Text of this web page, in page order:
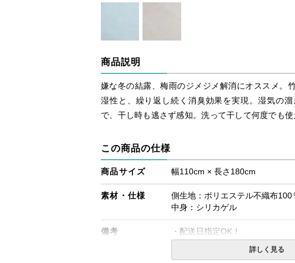
商品説明
嫌な冬の結露、梅雨のジメジメ解消にオススメ。
湿性と、繰り返し続く消臭効果を実現。湿気の
で、干し時も逃さず感知。洗って干して何度でも
この商品の仕様
商品サイズ 幅110cm × 長さ180cm
素材・仕様
側生地：ポリエステル不織布100
中身：シリカゲル
備考
・配送日指定OK！
※北海道・沖縄・離島等一部地域
合がございます。また発送予定
詳しく見る